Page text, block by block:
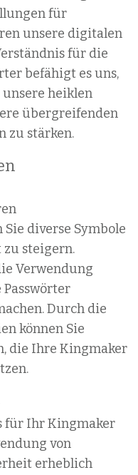
für
unsere digitalen
für die
befähigt es uns,
unsere heiklen
übergreifenden
zu stärken.
diverse Symbole
zu steigern.
Verwendung
Durch die
können Sie
die Ihre Kingmaker
für Ihr Kingmaker
von
erheblich